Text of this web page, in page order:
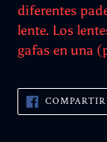
diferentes
lente. Los
gafas en una
COMPARTIR